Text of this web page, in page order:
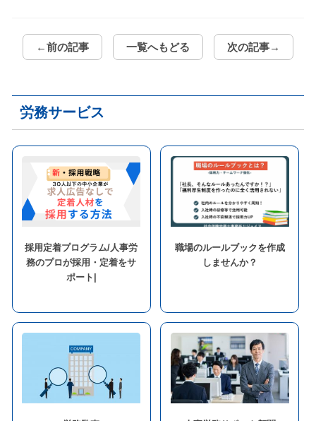
←前の記事 一覧へもどる 次の記事→
労務サービス
採用定着プログラム/人事労
務のプロが採用・定着をサ
ポート|
職場のルールブックを作成
しませんか？